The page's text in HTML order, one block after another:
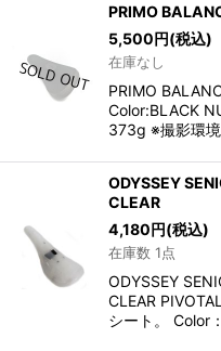
PRIMO
5,500円(税込)
在庫なし
PRIMO
Color:BLACK
373g ※撮影環
ODYSSEY
CLEAR
4,180円(税込)
在庫数 1点
ODYSSEY
CLEAR
シート。 Color